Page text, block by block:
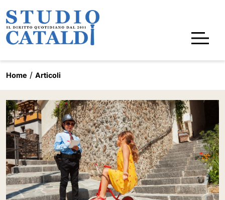
Home Articoli